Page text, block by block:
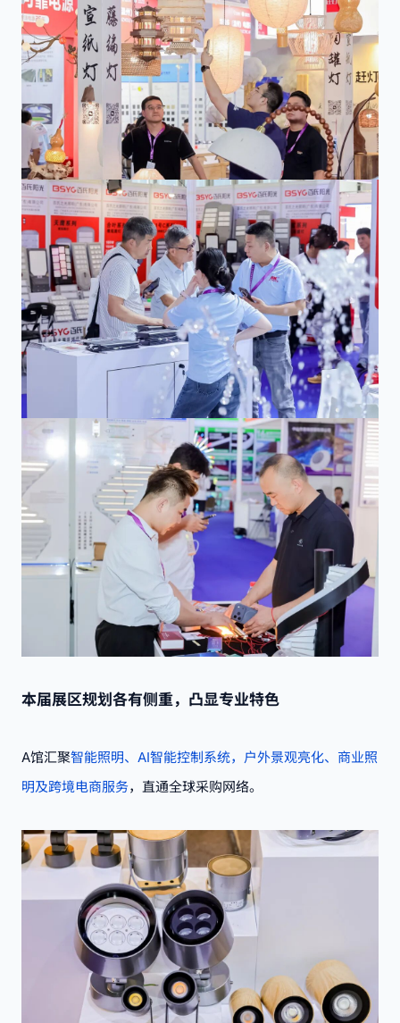
本届展区规划各有侧重，凸显专业特色
A馆汇聚智能照明、AI智能控制系统，户外景观亮化、商业照
明及跨境电商服务，直通全球采购网络。